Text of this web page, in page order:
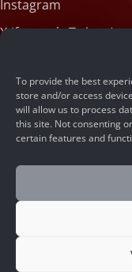
To provide the best
store and/or access
will allow us to process
this site. Not consenting
certain features and
Instagram
X (formerly Twitter)
Facebook
Tiktok